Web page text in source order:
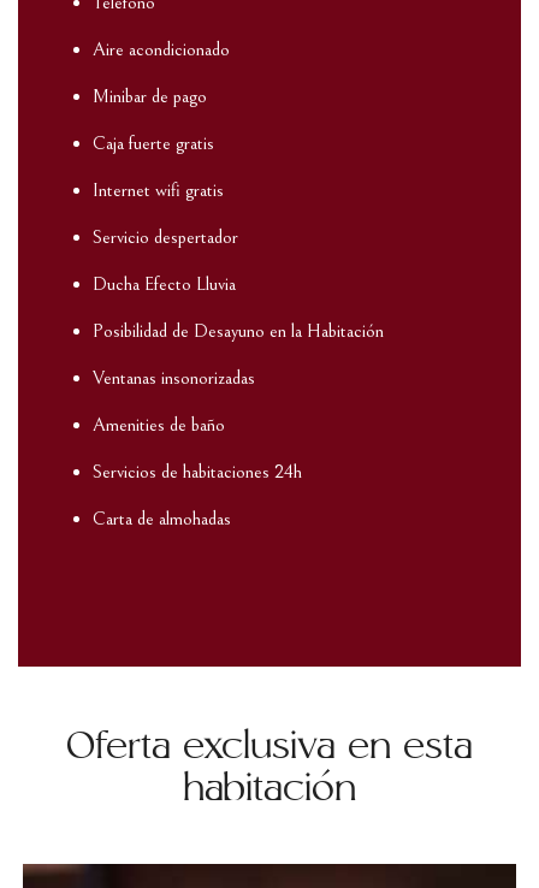
Aire acondicionado
Minibar de pago
Caja fuerte gratis
Internet wifi gratis
Servicio despertador
Ducha Efecto Lluvia
Posibilidad de Desayuno en la Habitación
Ventanas insonorizadas
Amenities de baño
Servicios de habitaciones 24h
Carta de almohadas
Oferta exclusiva en esta
habitación